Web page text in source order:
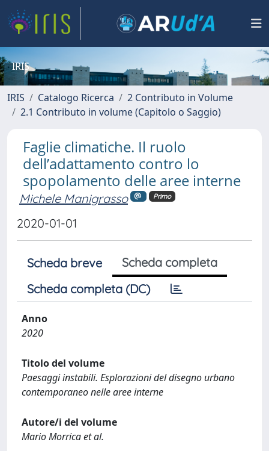
IRIS
IRIS Catalogo Ricerca
2 Contributo in Volume
2.1 Contributo in volume (Capitolo o Saggio)
Faglie climatiche. Il ruolo
dell’adattamento contro lo
spopolamento delle aree interne
Michele Manigrasso Primo
2020-01-01
Scheda breve
Scheda completa
Scheda completa (DC)
Anno
2020
Titolo del volume
Paesaggi instabili. Esplorazioni del disegno urbano
contemporaneo nelle aree interne
Autore/i del volume
Mario Morrica et al.